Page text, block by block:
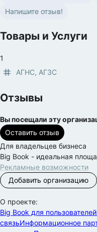
Напишите отзыв!
Товары и Услуги
1
АГНС, АГЗС
Отзывы
Вы посещали эту
Оставить отзыв
Для владельцев бизнеса
Big Book - идеальная
Рекламные возможности
Добавить организацию
О проекте:
Big Book для пользователей
связьИнформационное